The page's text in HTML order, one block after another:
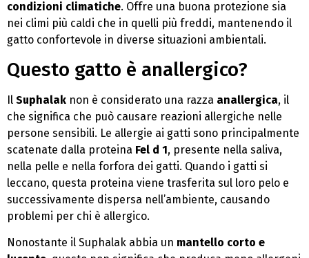
condizioni climatiche. Offre una buona protezione sia
nei climi più caldi che in quelli più freddi, mantenendo il
gatto confortevole in diverse situazioni ambientali.
Questo gatto è anallergico?
Il Suphalak non è considerato una razza anallergica, il
che significa che può causare reazioni allergiche nelle
persone sensibili. Le allergie ai gatti sono principalmente
scatenate dalla proteina Fel d 1, presente nella saliva,
nella pelle e nella forfora dei gatti. Quando i gatti si
leccano, questa proteina viene trasferita sul loro pelo e
successivamente dispersa nell’ambiente, causando
problemi per chi è allergico.
Nonostante il Suphalak abbia un mantello corto e